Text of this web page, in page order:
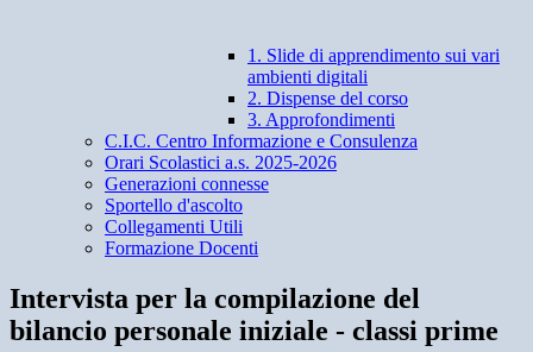
1. Slide di apprendimento sui vari
ambienti digitali
2. Dispense del corso
3. Approfondimenti
C.I.C. Centro Informazione e Consulenza
Orari Scolastici a.s. 2025-2026
Generazioni connesse
Sportello d'ascolto
Collegamenti Utili
Formazione Docenti
Intervista per la compilazione del
bilancio personale iniziale - classi prime